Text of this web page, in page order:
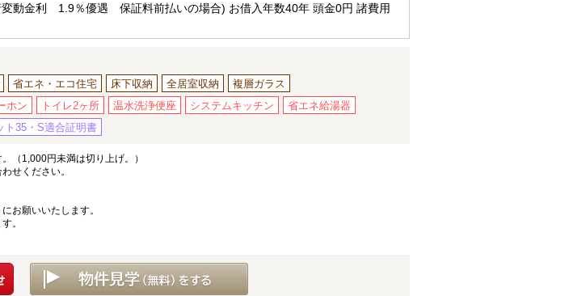
動金利 1.9％優遇 保証料前払いの場合) お借入年数40年 頭金0円 諸費用
省エネ・エコ住宅 床下収納 全居室収納
複層ガラス
ホン トイレ2ヶ所 温水洗浄便座 システムキッチン
省エネ給湯器
ト35・S適合証明書
（1,000円未満は切り上げ。）
せください。
お願いいたします。
。